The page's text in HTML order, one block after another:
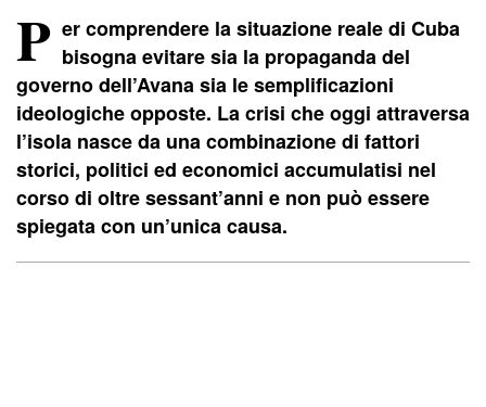
P er comprendere la situazione reale di Cuba
bisogna evitare sia la propaganda del
governo dell’Avana sia le semplificazioni
ideologiche opposte. La crisi che oggi attraversa
l’isola nasce da una combinazione di fattori
storici, politici ed economici accumulatisi nel
corso di oltre sessant’anni e non può essere
spiegata con un’unica causa.